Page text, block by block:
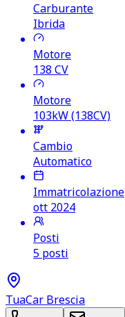
Carburante
Ibrida
Motore
138 CV
Motore
103kW (138CV)
Cambio
Automatico
Immatricolazione
ott 2024
Posti
5 posti
TuaCar Brescia